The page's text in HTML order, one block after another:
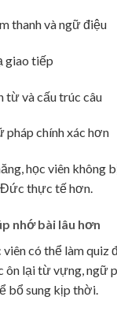
thanh và ngữ điệu
giao tiếp
từ và cấu trúc câu
chính xác hơn
học viên không
thực tế hơn.
nhớ bài lâu hơn
viên có thể làm
lại từ vựng, ngữ
bổ sung kịp thời.